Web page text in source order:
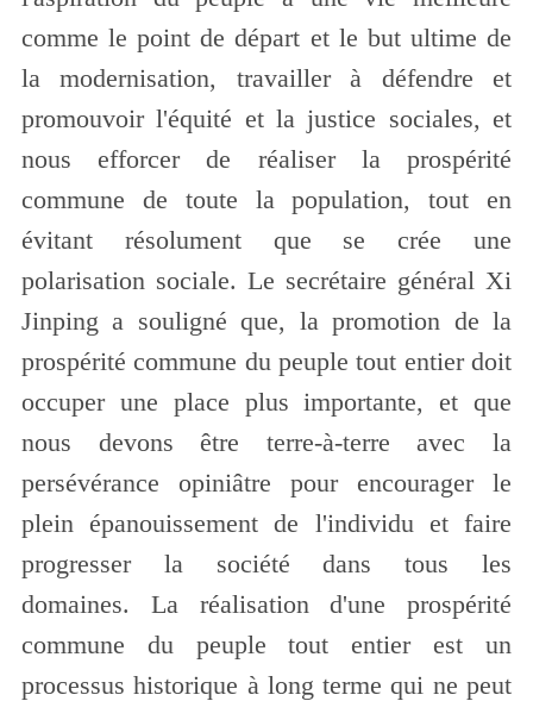
comme le point de départ et le but ultime de
la modernisation, travailler à défendre et
promouvoir l'équité et la justice sociales, et
nous efforcer de réaliser la prospérité
commune de toute la population, tout en
évitant résolument que se crée une
polarisation sociale. Le secrétaire général Xi
Jinping a souligné que, la promotion de la
prospérité commune du peuple tout entier doit
occuper une place plus importante, et que
nous devons être terre-à-terre avec la
persévérance opiniâtre pour encourager le
plein épanouissement de l'individu et faire
progresser la société dans tous les
domaines. La réalisation d'une prospérité
commune du peuple tout entier est un
processus historique à long terme qui ne peut